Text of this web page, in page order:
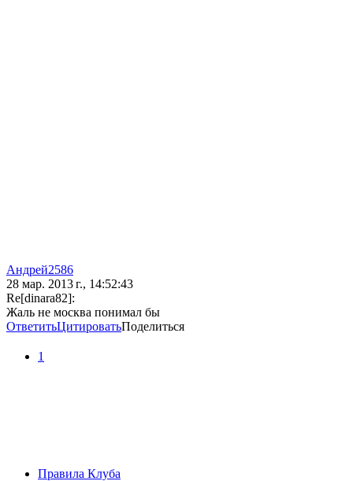
Андрей2586
28 мар. 2013 г., 14:52:43
Re[dinara82]:
Жаль не москва понимал бы
ОтветитьЦитироватьПоделиться
1
Правила Клуба